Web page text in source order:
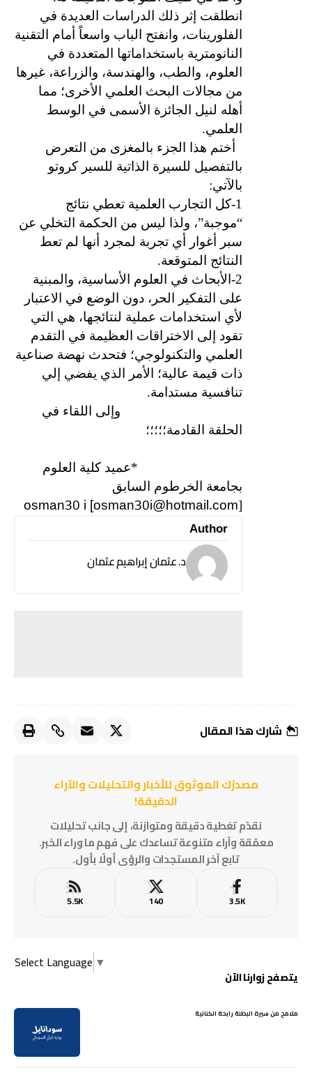
انطلقت إثر ذلك الدراسات العديدة في
الفلورينات، وانفتح الباب واسعاً أمام التقنية
النانومترية باستخداماتها المتعددة في
العلوم، والطب، والهندسة، والزراعة، غيرها
من مجالات البحث العلمي الأخرى؛ مما
أهله لنيل الجائزة الأسمى في الوسط
العلمي.
أختم هذا الجزء بالمغزى من التعرض
بالتفصيل للسيرة الذاتية للسير كروتو
بالآتي:
1-كل التجارب العلمية تعطي نتائج
“موجبة”، ولذا ليس من الحكمة التخلي عن
سبر أغوار أي تجربة لمجرد أنها لم تعط
النتائج المتوقعة.
2-الأبحاث في العلوم الأساسية، والمبنية
على التفكير الحر، دون الوضع في الاعتبار
لأي استخدامات عملية لنتائجها، هي التي
تقود إلى الاختراقات العظيمة في التقدم
العلمي والتكنولوجي؛ فتحدث نهضة صناعية
ذات قيمة عالية؛ الأمر الذي يفضي إلي
تنافسية مستدامة.
وإلى اللقاء في
الحلقة القادمة؛؛؛؛؛
*عميد كلية العلوم
بجامعة الخرطوم السابق
osman30 i [osman30i@hotmail.com]
Author
د. عثمان إبراهيم عثمان
شارك هذا المقال
مصدرُك الموثوق للأخبار والتحليلات والآراء
الدقيقة!
نقدّم تغطية دقيقة ومتوازنة، إلى جانب تحليلات
معمّقة وآراء متنوعة تساعدك على فهم ما وراء الخبر.
تابع آخر المستجدات والرؤى أولًا بأول.
3.5K
140
5.5K
Select Language ▼
يتصفح زوارنا الآن
ملامح من سيرة البطلة رابحة الكنانية